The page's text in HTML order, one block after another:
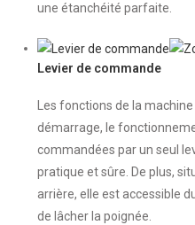
une étanchéité parfaite.
Levier de commande
Les fonctions de la
démarrage, le
commandées par un seul
pratique et sûre. De plus,
arrière, elle est accessible
de lâcher la poignée.